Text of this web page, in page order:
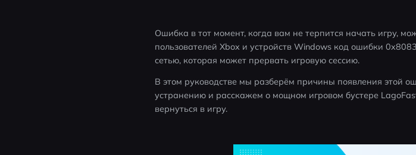
Ошибка в тот момент, когда вам не терпится начать игру,
пользователей Xbox и устройств Windows код ошибки
сетью, которая может прервать игровую сессию.
В этом руководстве мы разберём причины появления этой
устранению и расскажем о мощном игровом бустере
вернуться в игру.